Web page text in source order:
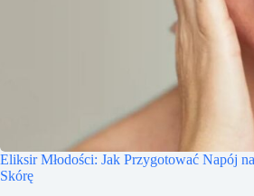
Eliksir Młodości: Jak Przygotować Napój
Skórę